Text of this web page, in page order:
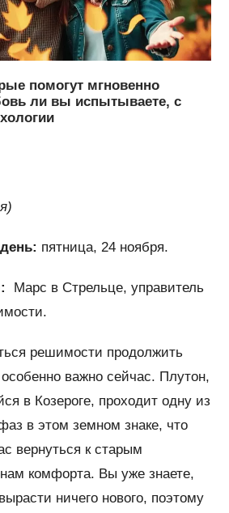
помогут мгновенно
ли вы испытываете, с
пятница, 24 ноября.
Марс в Стрельце, управитель
решимости продолжить
важно сейчас. Плутон,
в Козероге, проходит одну из
в этом земном знаке, что
вернуться к старым
комфорта. Вы уже знаете,
ничего нового, поэтому